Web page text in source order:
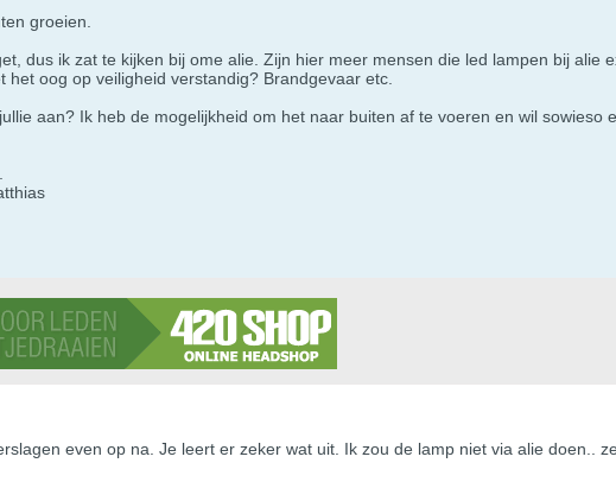
groeien.
dus ik zat te kijken bij ome alie. Zijn hier meer mensen die led lampen bij alie
het oog op veiligheid verstandig? Brandgevaar etc.
aan? Ik heb de mogelijkheid om het naar buiten af te voeren en wil
even op na. Je leert er zeker wat uit. Ik zou de lamp niet via alie doen..